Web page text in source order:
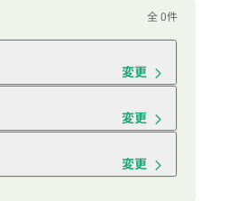
全 0件
変更
変更
変更